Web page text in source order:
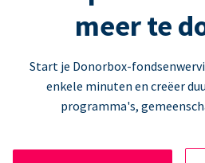
meer te
Start je Donorbox-
enkele minuten en creëer
programma's,